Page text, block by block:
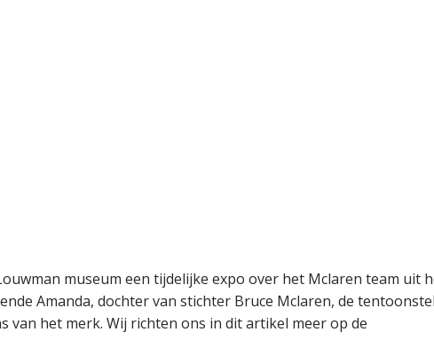
museum een tijdelijke expo over het Mclaren team uit
Amanda, dochter van stichter Bruce Mclaren, de
van het merk. Wij richten ons in dit artikel meer op de